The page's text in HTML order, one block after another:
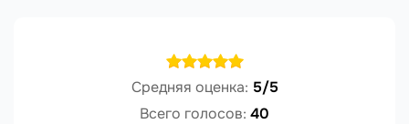
Средняя оценка: 5/5
Всего голосов: 40